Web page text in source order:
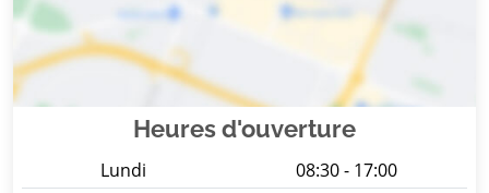
Heures d'ouverture
Lundi
08:30 - 17:00